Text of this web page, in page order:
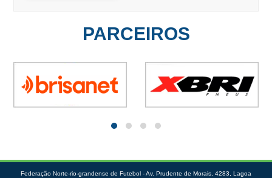
PARCEIROS
Federação Norte-rio-grandense de Futebol - Av. Prudente de Morais, 4283, Lagoa